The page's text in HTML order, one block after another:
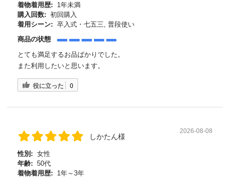
着物着用歴:
1年未満
購入回数: 初回購入
着用シーン: 卒入式・七五三, 普段使い
商品の状態
とても満足するお品ばかりでした。
また利用したいと思います。
役に立った 0
しかたん様
2026-08-08
性別: 女性
年齢: 50代
着物着用歴:
1年～3年